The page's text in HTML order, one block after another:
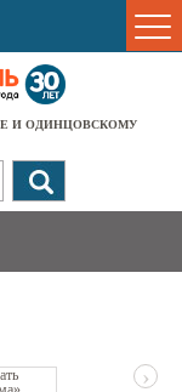
И ОДИНЦОВСКОМУ
›